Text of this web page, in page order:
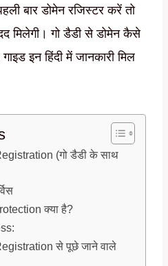
बार डोमेन रजिस्टर करें तो
मिलेगी। गो डैडी से डोमेन कैसे
इन हिंदी में जानकारी मिल
(गो डैडी के साथ
क्या है?
से पूछे जाने वाले